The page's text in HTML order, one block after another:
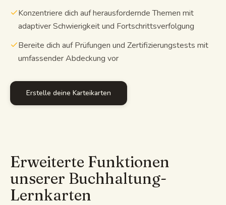
Konzentriere dich auf herausfordernde Themen mit
adaptiver Schwierigkeit und Fortschrittsverfolgung
Bereite dich auf Prüfungen und Zertifizierungstests mit
umfassender Abdeckung vor
Erstelle deine Karteikarten
Erweiterte Funktionen
unserer Buchhaltung-
Lernkarten